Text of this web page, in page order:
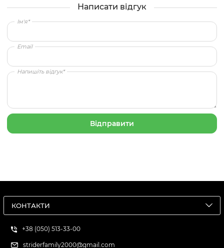
Написати відгук
Ім'я*
Email
Напишіть відгук*
КОНТАКТИ
+38 (050) 513-33-00
striderfamily2000@gmail.com